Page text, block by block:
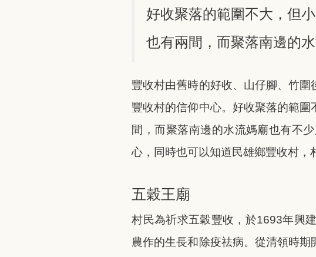
好收聚落的範圍不大，但
也有兩間，而聚落南邊的
豐收村由舊時的好收、山仔腳、竹
豐收村的信仰中心。好收聚落的範
間，而聚落南邊的水流媽廟也有不
心，同時也可以知道民雄鄉豐收村，
五穀王廟
村民為祈求五穀豐收，於1693年興
農作的生長和除疫祛病。從清領時